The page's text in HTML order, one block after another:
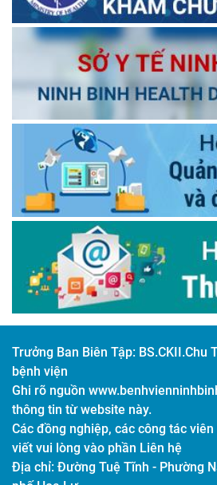
Trưởng Ban Biên Tập: BS.CKII.Chu
bệnh viện
Ghi rõ nguồn
thông tin từ website này.
Các đồng nghiệp, các công tác
viết vui lòng vào phần Liên hệ
Địa chỉ: Đường Tuệ Tĩnh - Phường